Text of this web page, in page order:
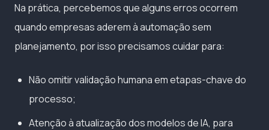
Na prática, percebemos que alguns erros ocorrem
quando empresas aderem à automação sem
planejamento, por isso precisamos cuidar para:
Não omitir validação humana em etapas-chave do
processo;
Atenção à atualização dos modelos de IA, para